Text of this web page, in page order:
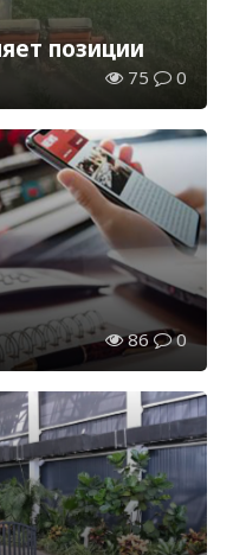
позиции
75 0
86 0